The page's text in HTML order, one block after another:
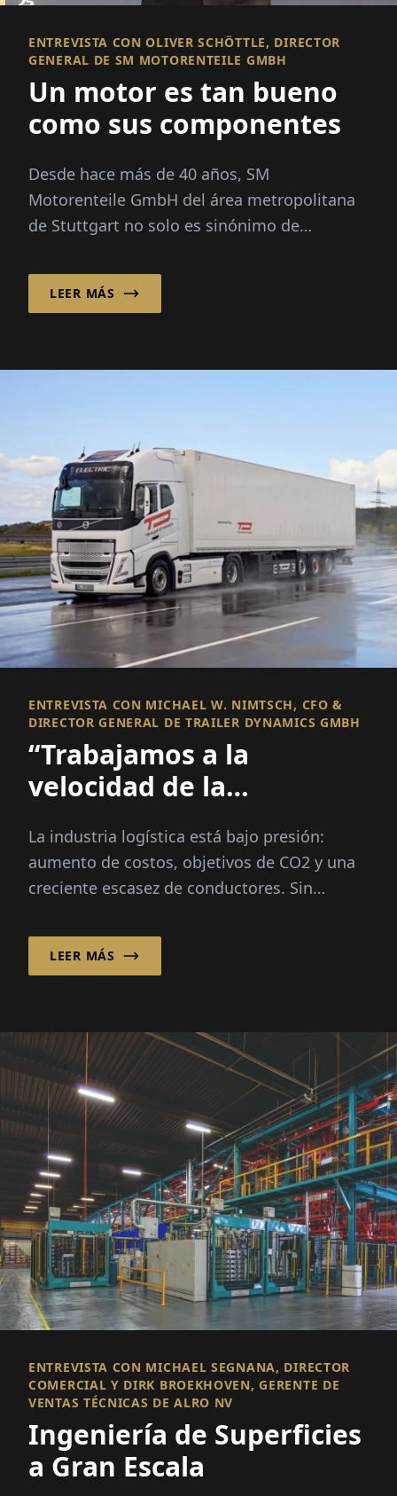
ENTREVISTA CON OLIVER SCHÖTTLE, DIRECTOR
GENERAL DE SM MOTORENTEILE GMBH
Un motor es tan bueno
como sus componentes
Desde hace más de 40 años, SM
Motorenteile GmbH del área metropolitana
de Stuttgart no solo es sinónimo de
valores personales...
LEER MÁS
ENTREVISTA CON MICHAEL W. NIMTSCH, CFO &
DIRECTOR GENERAL DE TRAILER DYNAMICS GMBH
“Trabajamos a la
velocidad de la
Lamentablemente la
burocracia no”
La industria logística está bajo presión:
aumento de costos, objetivos de CO2 y una
creciente escasez de conductores. Sin
firmemente en un...
LEER MÁS
ENTREVISTA CON MICHAEL SEGNANA, DIRECTOR
COMERCIAL Y DIRK BROEKHOVEN, GERENTE DE
VENTAS TÉCNICAS DE ALRO NV
Ingeniería de Superficies
a Gran Escala